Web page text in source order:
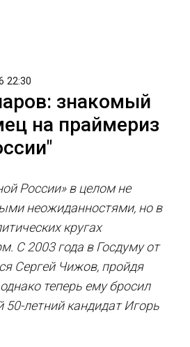
22:30
знакомый
на праймериз
России» в целом не
неожиданностями, но в
кругах
С 2003 года в Госдуму от
Сергей Чижов, пройдя
теперь ему бросил
летний кандидат Игорь